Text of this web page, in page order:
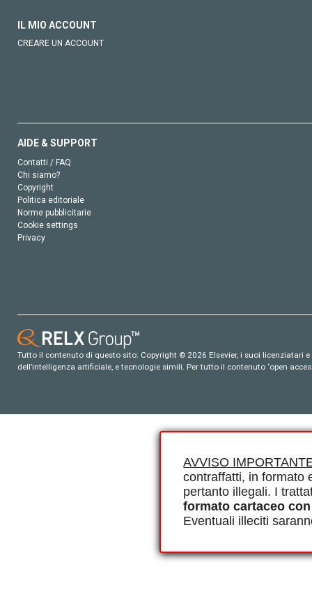
AVVISO
contraffatti, in formato
pertanto illegali. I
formato cartaceo
Eventuali illeciti
IL MIO ACCOUNT
CREARE UN ACCOUNT
AIDE & SUPPORT
Contatti / FAQ
Chi siamo?
Copyright
Politica editoriale
Norme pubblicitarie
Cookie settings
Privacy
Tutto il contenuto di questo sito: Copyright © 2026 Elsevier, i suoi
dell’intelligenza artificiale, e tecnologie simili. Per tutto il contenuto ‘open